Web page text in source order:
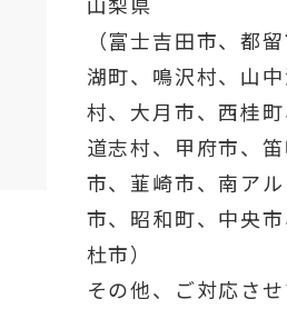
（富士吉田市、都
湖町、鳴沢村、山
村、 大月市、西桂町
道志村、 甲府市、
市、韮崎市、南ア
市、昭和町、中央
杜市）
その他、ご対応さ